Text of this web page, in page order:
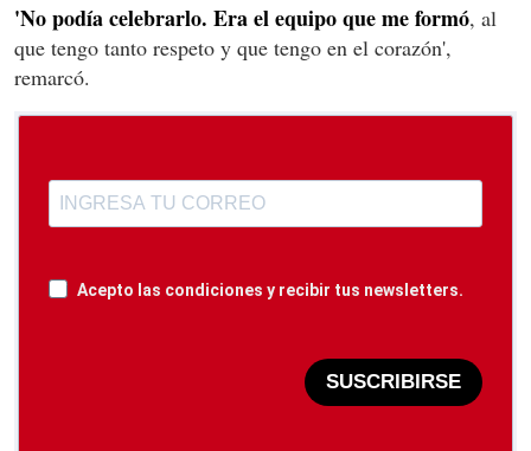
'No podía celebrarlo. Era el equipo que me formó, al
que tengo tanto respeto y que tengo en el corazón',
remarcó.
Acepto las condiciones y recibir tus newsletters.
SUSCRIBIRSE